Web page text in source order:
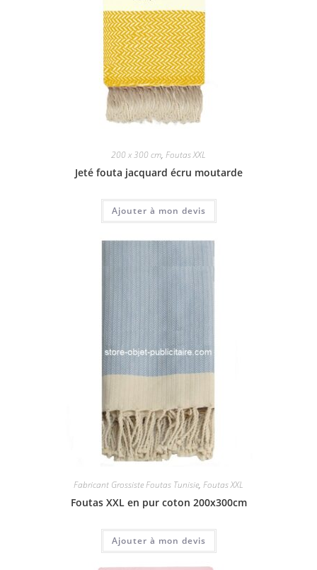
200 x 300 cm, Foutas XXL
Jeté fouta jacquard écru moutarde
Ajouter à mon devis
Fabricant Grossiste Foutas Tunisie, Foutas XXL
Foutas XXL en pur coton 200x300cm
Ajouter à mon devis